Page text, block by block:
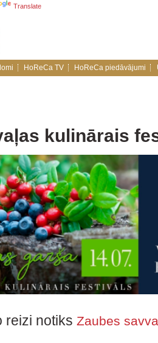
Translate
HoReCa TV HoReCa piedāvājumi
kulinārais
reizi notiks Zaubes